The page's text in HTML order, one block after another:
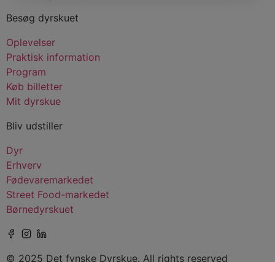
Besøg dyrskuet
Oplevelser
Praktisk information
Program
Køb billetter
Mit dyrskue
Bliv udstiller
Dyr
Erhverv
Fødevaremarkedet
Street Food-markedet
Børnedyrskuet
© 2025 Det fynske Dyrskue. All rights reserved